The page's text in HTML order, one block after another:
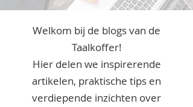
Welkom bij de blogs van de
Taalkoffer!
Hier delen we inspirerende
artikelen, praktische tips en
verdiepende inzichten over